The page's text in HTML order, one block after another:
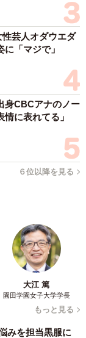
性芸人オダウエダ
「マジで」
身CBCアナのノー
に表れてる」
６位以降を見る
大江 篤
園田学園女子大学学長
もっと見る
みを担当黒服に